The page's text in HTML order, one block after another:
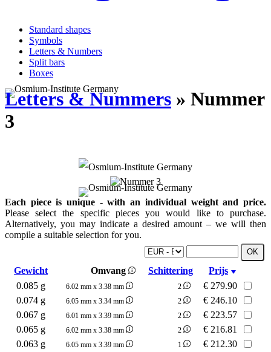
Standard shapes
Symbols
Letters & Numbers
Split bars
Boxes
Letters & Nummers » Nummer
3
Each piece is unique - with an individual weight and price.
Please select the specific pieces you would like to purchase.
Alternatively, you may indicate a desired amount – we will then
compile a suitable selection for you.
Gewicht Omvang Schittering
Prijs
0.085 g
6.02 mm x 3.38 mm 2 € 279.90
0.074 g
6.05 mm x 3.34 mm 2 € 246.10
0.067 g
6.01 mm x 3.39 mm 2 € 223.57
0.065 g
6.02 mm x 3.38 mm 2 € 216.81
0.063 g
6.05 mm x 3.39 mm 1 € 212.30